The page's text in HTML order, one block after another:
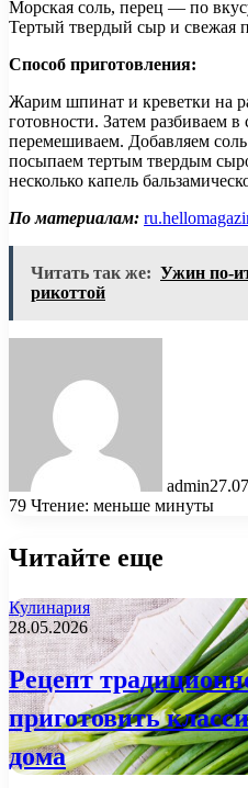
Морская соль, перец — по
Тертый твердый сыр и свежая
Способ приготовления:
Жарим шпинат и креветки на
готовности. Затем разбиваем
перемешиваем. Добавляем
посыпаем тертым твердым
несколько капель
По материалам:
Читать так же: Ужин по-
рикоттой
admin
79 Чтение: меньше минуты
Читайте еще
Кулинария
28.05.2026
Рецепт
приготовить
дома